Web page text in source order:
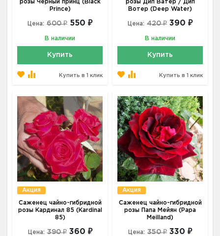
розы Черный принц (Black
Prince)
Цена: 600 ₽ 550 ₽
В наличии
Купить
Купить в 1 клик
розы Дип Ватер / Дип
Вотер (Deep Water)
Цена: 420 ₽ 390 ₽
В наличии
Купить
Купить в 1 клик
Акция
Саженец чайно-гибридной
розы Кардинал 85 (Kardinal
85)
Цена: 390 ₽ 360 ₽
Акция
Саженец чайно-гибридной
розы Папа Мейян (Papa
Meilland)
Цена: 350 ₽ 330 ₽